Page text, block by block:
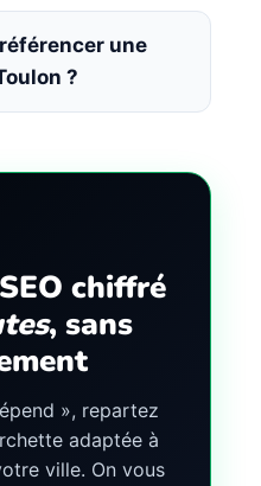
une
?
chiffré
, sans
», repartez
adaptée à
ville. On vous